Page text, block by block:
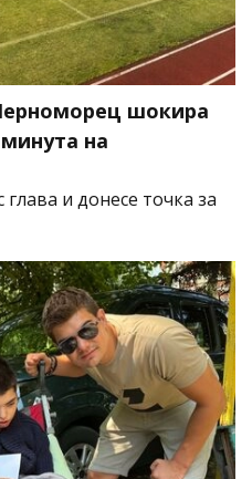
шокира
на
и донесе точка за